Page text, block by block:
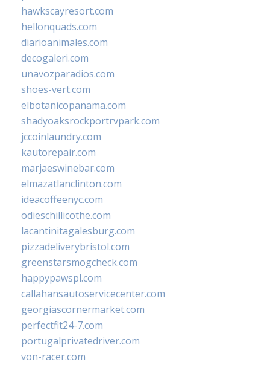
hawkscayresort.com
hellonquads.com
diarioanimales.com
decogaleri.com
unavozparadios.com
shoes-vert.com
elbotanicopanama.com
shadyoaksrockportrvpark.com
jccoinlaundry.com
kautorepair.com
marjaeswinebar.com
elmazatlanclinton.com
ideacoffeenyc.com
odieschillicothe.com
lacantinitagalesburg.com
pizzadeliverybristol.com
greenstarsmogcheck.com
happypawspl.com
callahansautoservicecenter.com
georgiascornermarket.com
perfectfit24-7.com
portugalprivatedriver.com
von-racer.com